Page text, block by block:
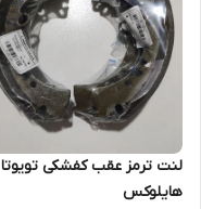
لنت ترمز عقب کفشکی تویوتا
هایلوکس